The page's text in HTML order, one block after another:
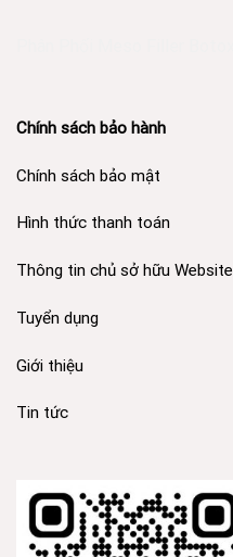
Chính sách bảo hành
Chính sách bảo mật
Hình thức thanh toán
Thông tin chủ sở hữu Website
Tuyển dụng
Giới thiệu
Tin tức